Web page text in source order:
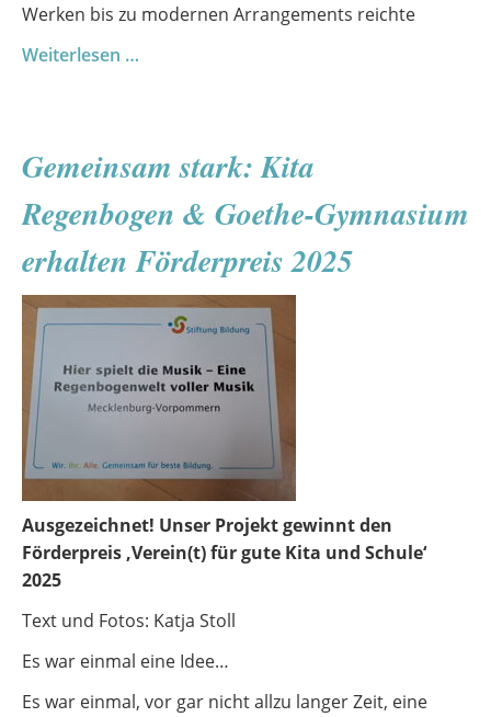
Werken bis zu modernen Arrangements reichte
Weiterlesen …
Kirche
Ein
Rückblick
aufs
Weihnachtskonzert
Gemeinsam stark: Kita
Regenbogen & Goethe-Gymnasium
erhalten Förderpreis 2025
Ausgezeichnet! Unser Projekt gewinnt den
Förderpreis ‚Verein(t) für gute Kita und Schule‘
2025
Text und Fotos: Katja Stoll
Es war einmal eine Idee…
Es war einmal, vor gar nicht allzu langer Zeit, eine